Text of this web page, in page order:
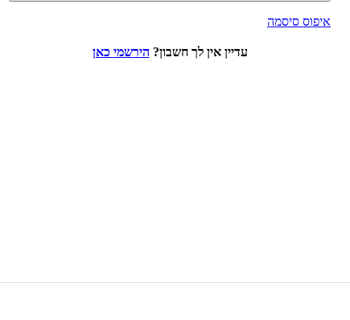
איפוס סיסמה
עדיין אין לך חשבון? הירשמי כאן